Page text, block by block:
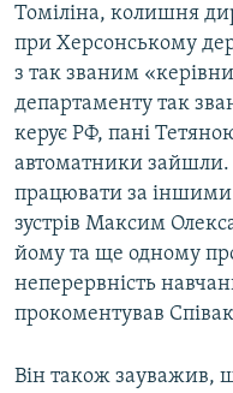
Томіліна, колишня
при Херсонському
з так званим
департаменту так
керує РФ, пані
автоматники зайшли.
працювати за
зустрів Максим
йому та ще одному
неперервність
прокоментував
Він також зауважив,